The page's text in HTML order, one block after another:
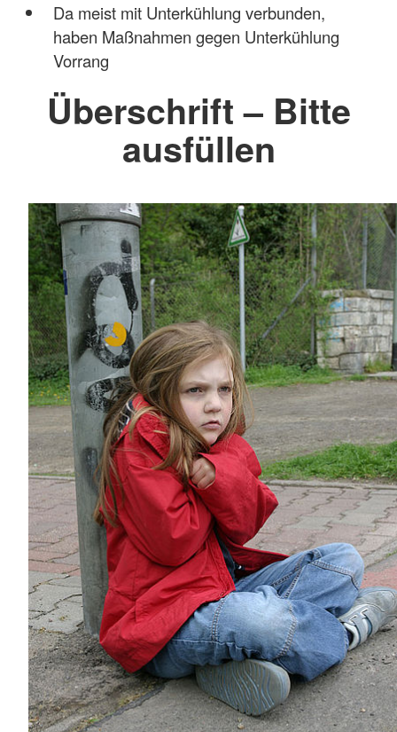
Da meist mit Unterkühlung verbunden,
haben Maßnahmen gegen Unterkühlung
Vorrang
Überschrift – Bitte
ausfüllen